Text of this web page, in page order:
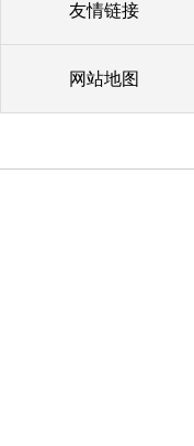
友情链接
网站地图